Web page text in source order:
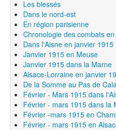
Les blessés
Dans le nord-est
En région parisienne
Chronologie des combats
Dans l'Aisne en janvier 1915
Janvier 1915 en Meuse
Janvier 1915 dans la Marne
Alsace-Lorraine en janvier
De la Somme au Pas de
Février - Mars 1915 dans
Février - mars 1915 dans la
Février -mars 1915 en
Février - mars 1915 en